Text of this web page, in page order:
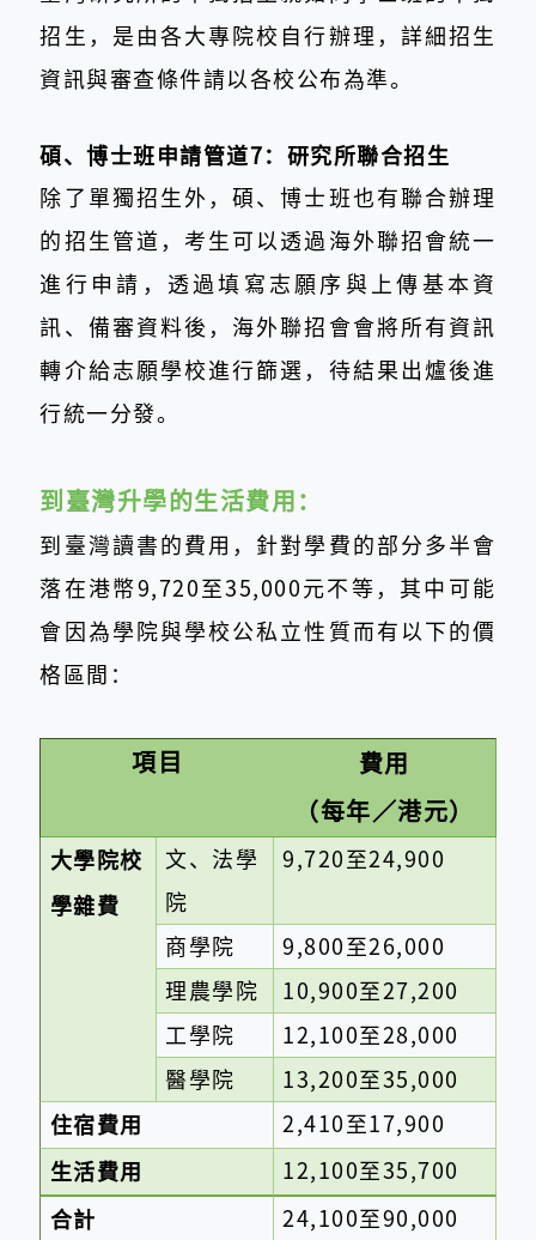
招生，是由各大專院校自行辦理，詳細招生
資訊與審查條件請以各校公布為準。
碩、博士班申請管道7：研究所聯合招生
除了單獨招生外，碩、博士班也有聯合辦理
的招生管道，考生可以透過海外聯招會統一
進行申請，透過填寫志願序與上傳基本資
訊、備審資料後，海外聯招會會將所有資訊
轉介給志願學校進行篩選，待結果出爐後進
行統一分發。
到臺灣升學的生活費用：
到臺灣讀書的費用，針對學費的部分多半會
落在港幣9,720至35,000元不等，其中可能
會因為學院與學校公私立性質而有以下的價
格區間：
項目
費用
（每年／港元）
大學院校
學雜費
文、法學
院
9,720至24,900
商學院 9,800至26,000
理農學院 10,900至27,200
工學院 12,100至28,000
醫學院 13,200至35,000
住宿費用 2 ,410至17,900
生活費用 12,100至35,700
合計 24,100至90,000